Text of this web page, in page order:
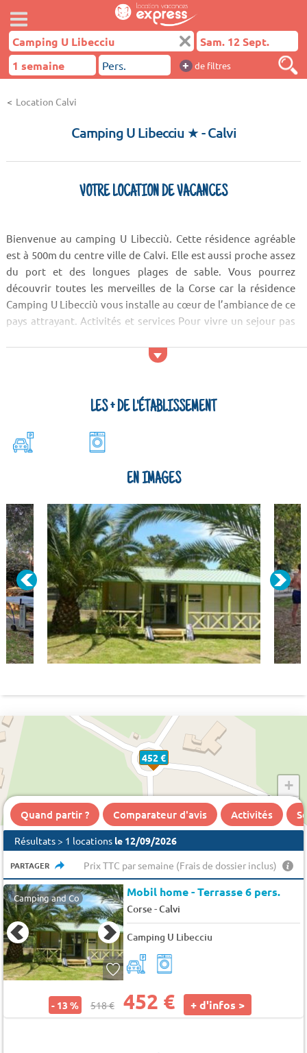
+ de filtres
Location Calvi
Camping U Libecciu ★- Calvi
VOTRE LOCATION DE VACANCES
Bienvenue au camping U Libecciù. Cette résidence agréable
est à 500m du centre ville de Calvi. Elle est aussi proche assez
du port et des longues plages de sable. Vous pourrez
découvrir toutes les merveilles de la Corse car la résidence
Camping U Libecciù vous installe au cœur de l’ambiance de ce
pays attrayant. Activités et services Pour vivre un sejour pas
LES + DE L'ÉTABLISSEMENT
EN IMAGES
452 €
+
−
Quand partir ? Comparateur d'avis Activités
Résultats > 1 locations le 12/09/2026
PARTAGER Prix TTC par semaine (Frais de dossier inclus)
Camping and Co Mobil home - Terrasse 6 pers.
Corse-Calvi
Camping U Libecciu
- 13 % 518 € 452 € + d'infos >